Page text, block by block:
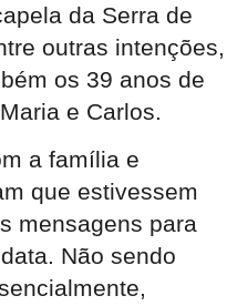
da Serra de
outras intenções,
os 39 anos de
e Carlos.
a família e
que estivessem
mensagens para
Não sendo